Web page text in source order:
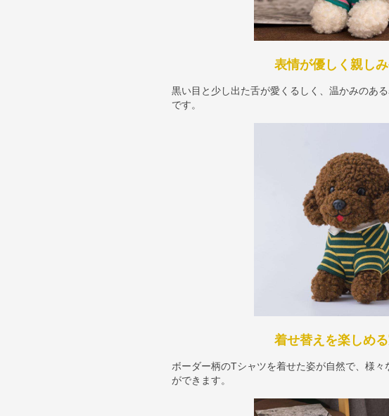
表情が優しく親し
黒い目と少し出た舌が愛くるしく、温かみのあ
です。
着せ替えを楽しめ
ボーダー柄のTシャツを着せた姿が自然で、様々
ができます。